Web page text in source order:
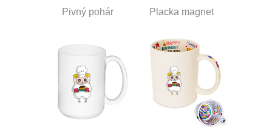
Pivný pohár Placka magnet